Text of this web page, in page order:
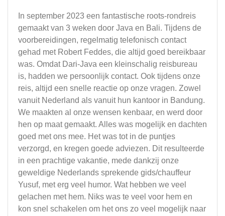
In september 2023 een fantastische roots-rondreis
gemaakt van 3 weken door Java en Bali. Tijdens de
voorbereidingen, regelmatig telefonisch contact
gehad met Robert Feddes, die altijd goed bereikbaar
was. Omdat Dari-Java een kleinschalig reisbureau
is, hadden we persoonlijk contact. Ook tijdens onze
reis, altijd een snelle reactie op onze vragen. Zowel
vanuit Nederland als vanuit hun kantoor in Bandung.
We maakten al onze wensen kenbaar, en werd door
hen op maat gemaakt. Alles was mogelijk en dachten
goed met ons mee. Het was tot in de puntjes
verzorgd, en kregen goede adviezen. Dit resulteerde
in een prachtige vakantie, mede dankzij onze
geweldige Nederlands sprekende gids/chauffeur
Yusuf, met erg veel humor. Wat hebben we veel
gelachen met hem. Niks was te veel voor hem en
kon snel schakelen om het ons zo veel mogelijk naar